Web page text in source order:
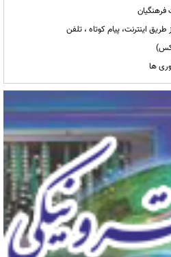
اینترنت، پیام کوتاه ، تلفن
ها